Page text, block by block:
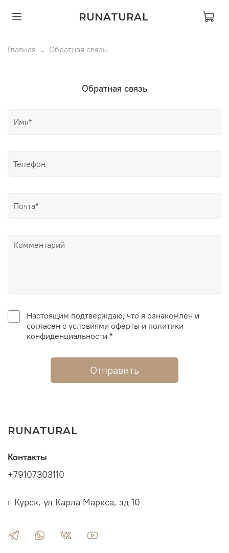
RUNATURAL
Главная Обратная связь
Обратная связь
Настоящим подтверждаю, что я ознакомлен и
согласен с условиями оферты и политики
конфиденциальности *
Отправить
RUNATURAL
Контакты
+79107303110
г Курск, ул Карла Маркса, зд 10